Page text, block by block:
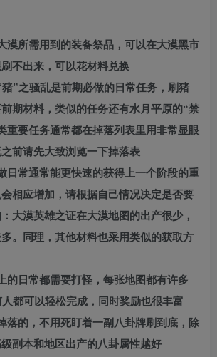
漠所需用到的装备祭品，可以在大漠黑市
不出来，可以花材料兑换
”之骚乱是前期必做的日常任务，刷猪
期材料，类似的任务还有水月平原的“禁
重要任务通常都在掉落列表里用非常显眼
前请先大致浏览一下掉落表
日常通常能更快速的获得上一个阶段的重
相应增加，请根据自己情况决定是否要
大漠英雄之证在大漠地图的出产很少，
。同理，其他材料也采用类似的获取方
的日常都需要打怪，每张地图都有许多
都可以轻松完成，同时奖励也很丰富
落的，不用死盯着一副八卦牌刷到底，除
副本和地区出产的八卦属性越好